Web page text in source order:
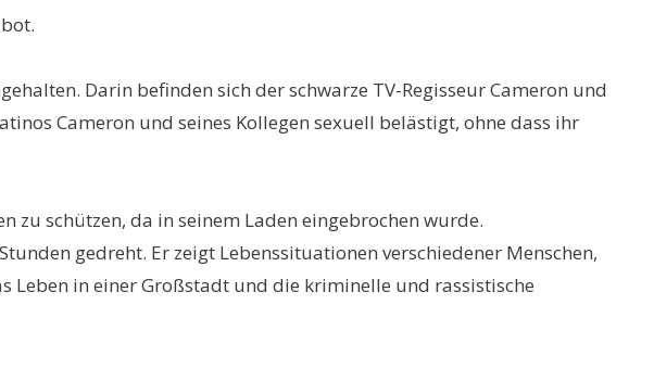
Darin befinden sich der schwarze TV-Regisseur Cameron und
Cameron und seines Kollegen sexuell belästigt, ohne dass ihr
zu schützen, da in seinem Laden eingebrochen wurde.
gedreht. Er zeigt Lebenssituationen verschiedener Menschen,
Leben in einer Großstadt und die kriminelle und rassistische